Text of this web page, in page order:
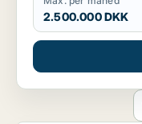
2.500.000 DKK